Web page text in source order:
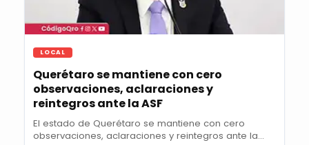
LOCAL
Querétaro se mantiene con cero
observaciones, aclaraciones y
reintegros ante la ASF
El estado de Querétaro se mantiene con cero
observaciones, aclaraciones y reintegros ante la